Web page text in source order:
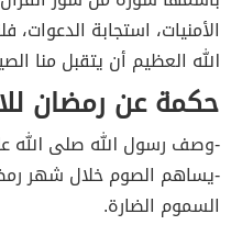
الأمنيات، استجابة
الله العظيم أن يتقبل منا
حكمة عن رمضان
-وصف رسول الله صلى الله
-يساهم الصوم خلال شهر
السموم الضارة.